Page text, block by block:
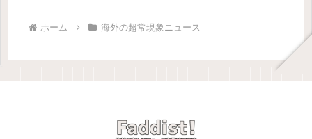
ホーム 海外の超常現象ニュース